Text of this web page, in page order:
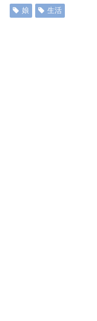
娘 生活